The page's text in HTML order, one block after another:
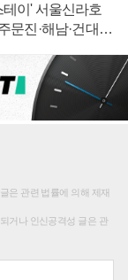
이' 서울신라호
문진·해남·건대로
은 관련 법률에 의해 제재
거나 인신공격성 글은 관